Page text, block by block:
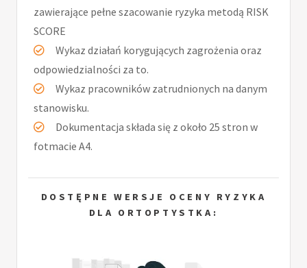
zawierające pełne szacowanie ryzyka metodą RISK
SCORE
Wykaz działań korygujących zagrożenia oraz
odpowiedzialności za to.
Wykaz pracowników zatrudnionych na danym
stanowisku.
Dokumentacja składa się z około 25 stron w
fotmacie A4.
DOSTĘPNE WERSJE OCENY RYZYKA
DLA ORTOPTYSTKA: